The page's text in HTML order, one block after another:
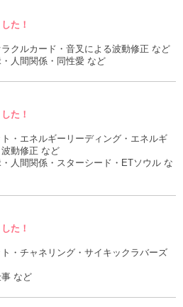
た！
クルカード・音叉による波動修正 など
人間関係・同性愛 など
た！
・エネルギーリーディング・エネルギ
動修正 など
人間関係・スターシード・ETソウル な
た！
・チャネリング・サイキックラバーズ
事 など